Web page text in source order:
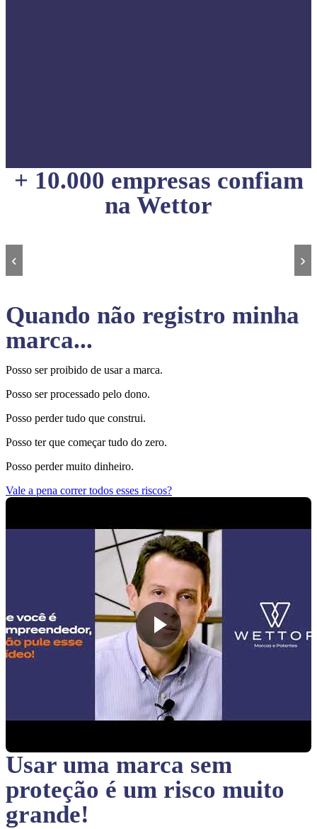
+ 10.000 empresas confiam
na Wettor
‹ ›
Quando não registro minha
marca...
Posso ser proibido de usar a marca.
Posso ser processado pelo dono.
Posso perder tudo que construi.
Posso ter que começar tudo do zero.
Posso perder muito dinheiro.
Vale a pena correr todos esses riscos?
Usar uma marca sem
proteção é um risco muito
grande!